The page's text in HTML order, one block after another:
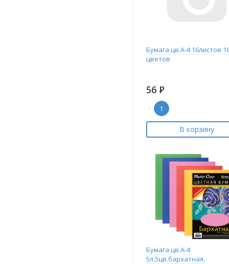
Бумага цв.А-4 16листов
цветов
56 Р
-
В корзину
Бумага цв.А-4
5л.5цв.бархатная,